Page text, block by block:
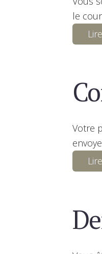
le
Votre